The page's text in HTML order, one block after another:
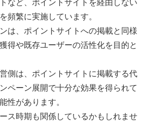
など、ポイントサイトを経由しない
頻繁に実施しています。
は、ポイントサイトへの掲載と同様
得や既存ユーザーの活性化を目的と
側は、ポイントサイトに掲載する代
ペーン展開で十分な効果を得られて
性があります。
ス時期も関係しているかもしれませ